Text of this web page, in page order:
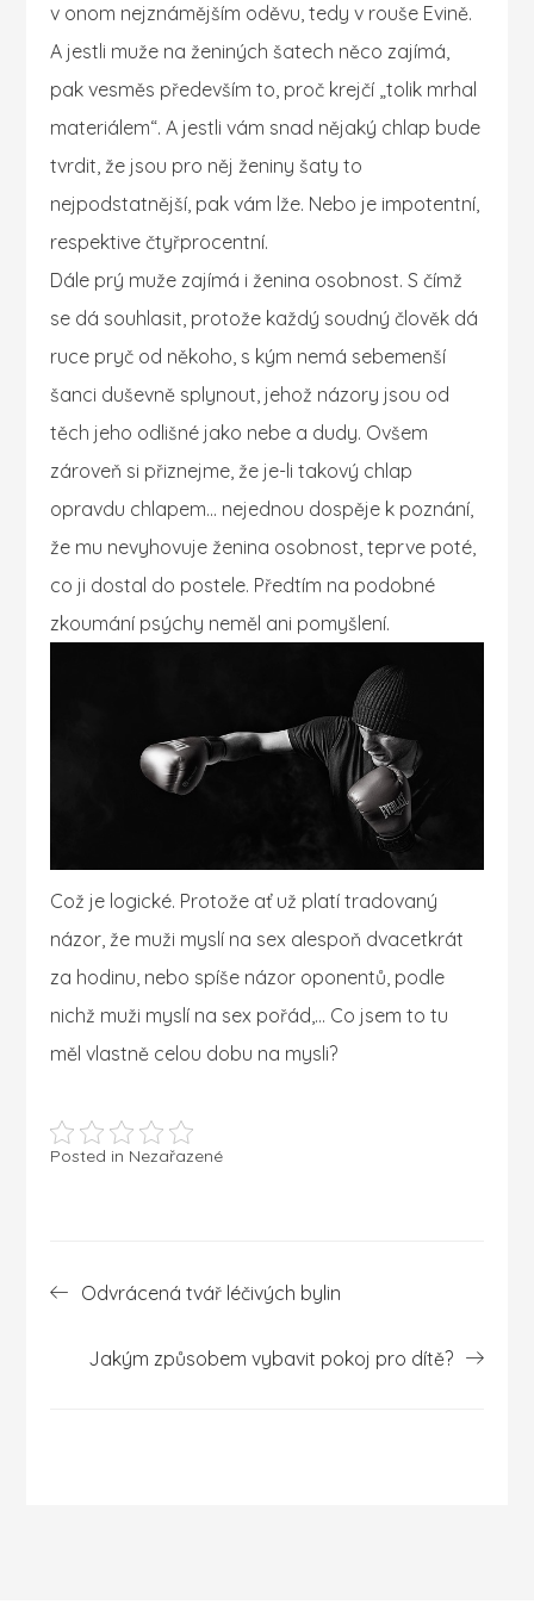
v onom nejznámějším oděvu, tedy v rouše Evině.
A jestli muže na ženiných šatech něco zajímá,
pak vesměs především to, proč krejčí „tolik mrhal
materiálem“. A jestli vám snad nějaký chlap bude
tvrdit, že jsou pro něj ženiny šaty to
nejpodstatnější, pak vám lže. Nebo je impotentní,
respektive čtyřprocentní.
Dále prý muže zajímá i ženina osobnost. S čímž
se dá souhlasit, protože každý soudný člověk dá
ruce pryč od někoho, s kým nemá sebemenší
šanci duševně splynout, jehož názory jsou od
těch jeho odlišné jako nebe a dudy. Ovšem
zároveň si přiznejme, že je-li takový chlap
opravdu chlapem… nejednou dospěje k poznání,
že mu nevyhovuje ženina osobnost, teprve poté,
co ji dostal do postele. Předtím na podobné
zkoumání psýchy neměl ani pomyšlení.
Což je logické. Protože ať už platí tradovaný
názor, že muži myslí na sex alespoň dvacetkrát
za hodinu, nebo spíše názor oponentů, podle
nichž muži myslí na sex pořád,… Co jsem to tu
měl vlastně celou dobu na mysli?
Posted in Nezařazené
pro
příspěvek
Odvrácená tvář léčivých bylin
Jakým způsobem vybavit pokoj pro dítě?